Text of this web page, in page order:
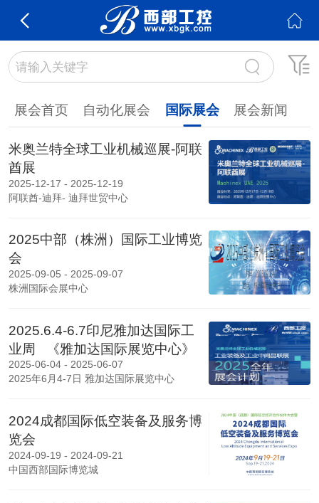
展会首页 自动化展会 国际展会 展会新闻
米奥兰特全球工业机械巡展-阿联
酋展
2025-12-17 - 2025-12-19
阿联酋-迪拜- 迪拜世贸中心
2025中部（株洲）国际工业博览
会
2025-09-05 - 2025-09-07
株洲国际会展中心
2025.6.4-6.7印尼雅加达国际工
业周 《雅加达国际展览中心》
2025-06-04 - 2025-06-07
2025年6月4-7日 雅加达国际展览中心
2024成都国际低空装备及服务博
览会
2024-09-19 - 2024-09-21
中国西部国际博览城